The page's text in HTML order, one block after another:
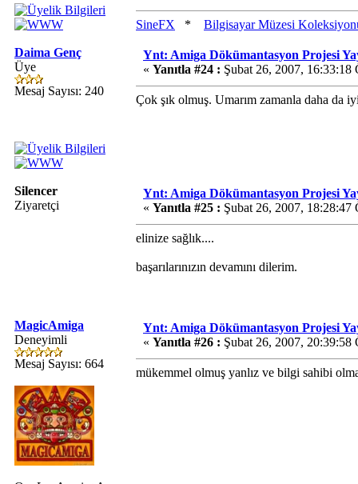
SineFX * Bilgisayar Müzesi
Daima Genç
Üye
Mesaj Sayısı: 240
Ynt: Amiga Dökümantasyon Projesi
« Yanıtla #24 : Şubat 26, 2007, 16:33:18
Çok şık olmuş. Umarım zamanla daha da
Silencer
Ziyaretçi
Ynt: Amiga Dökümantasyon Projesi
« Yanıtla #25 : Şubat 26, 2007, 18:28:47
elinize sağlık....
başarılarınızın devamını dilerim.
MagicAmiga
Deneyimli
Mesaj Sayısı: 664
Ynt: Amiga Dökümantasyon Projesi
« Yanıtla #26 : Şubat 26, 2007, 20:39:58
mükemmel olmuş yanlız ve bilgi sahibi